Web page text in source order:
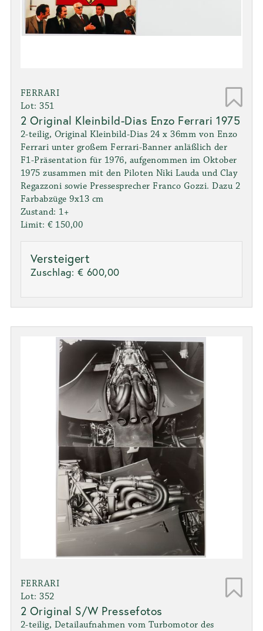
FERRARI
Lot: 351
2 Original Kleinbild-Dias Enzo Ferrari 1975
2-teilig, Original Kleinbild-Dias 24 x 36mm von Enzo
Ferrari unter großem Ferrari-Banner anläßlich der
F1-Präsentation für 1976, aufgenommen im Oktober
1975 zusammen mit den Piloten Niki Lauda und Clay
Regazzoni sowie Pressesprecher Franco Gozzi. Dazu 2
Farbabzüge 9x13 cm
Zustand: 1+
Limit: € 150,00
Versteigert
Zuschlag: € 600,00
FERRARI
Lot: 352
2 Original S/W Pressefotos
2-teilig, Detailaufnahmen vom Turbomotor des